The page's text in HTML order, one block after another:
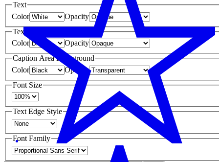
Text
Color
Opacity
Text Background
Color
Opacity
Caption Area Background
Color
Opacity
Font Size
Text Edge Style
Font Family